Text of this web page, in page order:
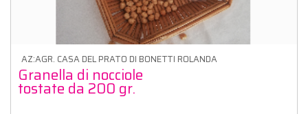
AZ:AGR. CASA DEL PRATO DI BONETTI ROLANDA
Granella di nocciole
tostate da 200 gr.